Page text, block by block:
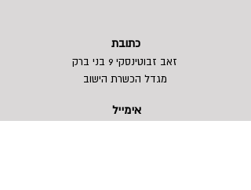
כתובת
זאב זבוטינסקי 9 בני ברק
מגדל הכשרת הישוב
אימייל
ino@albalance.co.il